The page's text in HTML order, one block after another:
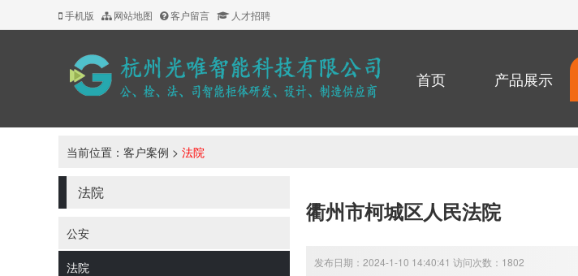
手机版 网站地图 客户留言 人才招聘
产品展示
首页
当前位置： 客户案例 > 法院
法院
公安
法院
衢州市柯城区人民法院
发布日期：2024-1-10 14:40:41 访问次数：1802